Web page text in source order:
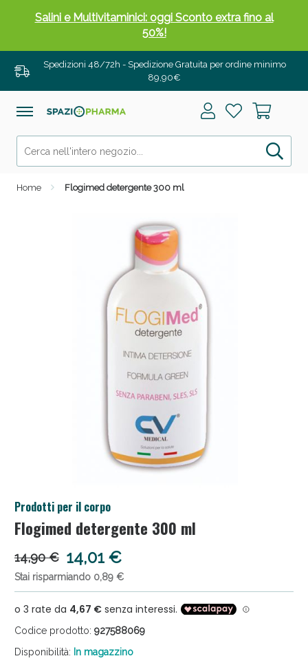
Spedizioni 48/72h - Spedizione Gratuita per ordine minimo
89,90€
Home Flogimed detergente 300 ml
Prodotti per il corpo
Flogimed detergente 300 ml
14,90 € 14,01 €
Stai risparmiando 0,89 €
Codice prodotto: 927588069
Disponibilità: In magazzino
Salini e Multivitaminici: oggi Sconto extra fino al
50%!
Anticellulite e Fanghi: Sconto fino al 40% valido
oggi!
Anticellulite e Fanghi: Sconto fino al 40% valido